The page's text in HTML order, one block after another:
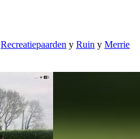
Recreatiepaarden y Ruin y Merrie